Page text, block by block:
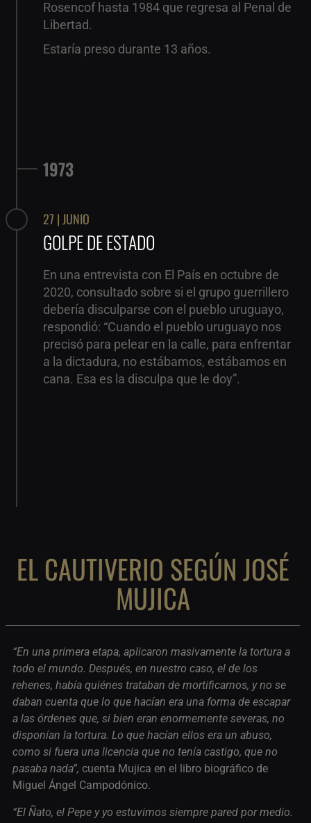
Rosencof hasta 1984 que regresa al Penal de
Libertad.
Estaría preso durante 13 años.
1973
27 | JUNIO
GOLPE DE ESTADO
En una entrevista con El País en octubre de
2020, consultado sobre si el grupo guerrillero
debería disculparse con el pueblo uruguayo,
respondió: “Cuando el pueblo uruguayo nos
precisó para pelear en la calle, para enfrentar
a la dictadura, no estábamos, estábamos en
cana. Esa es la disculpa que le doy”.
EL CAUTIVERIO SEGÚN JOSÉ
MUJICA
“En una primera etapa, aplicaron masivamente la tortura a
todo el mundo. Después, en nuestro caso, el de los
rehenes, había quiénes trataban de mortificarnos, y no se
daban cuenta que lo que hacían era una forma de escapar
a las órdenes que, si bien eran enormemente severas, no
disponían la tortura. Lo que hacían ellos era un abuso,
como si fuera una licencia que no tenía castigo, que no
pasaba nada”, cuenta Mujica en el libro biográfico de
Miguel Ángel Campodónico.
“El Ñato, el Pepe y yo estuvimos siempre pared por medio.